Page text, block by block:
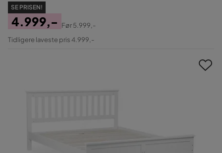
SE PRISEN!
Pris
4.999,-
Original
Før5.999,-
Tidligere laveste pris 4.999,-